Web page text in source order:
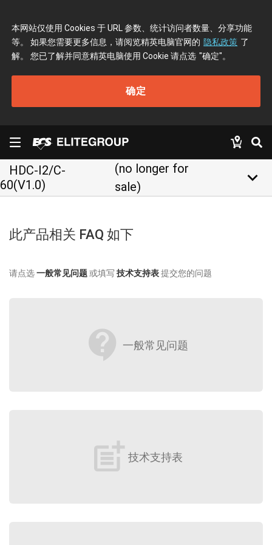
本网站仅使用 Cookies 于 URL 参数、统计访问者数量、分享功能
等。 如果您需要更多信息，请阅览精英电脑官网的 隐私政策 了
解。 您已了解并同意精英电脑使用 Cookie 请点选 "确定"。
确定
HDC-I2/C-
60(V1.0)
(no longer for
sale)
keyboard_arrow_down
此产品相关 FAQ 如下
请点选一般常见问题或填写 技术支持表提交您的问题
contact_support 一般常见问题
post_add 技术支持表